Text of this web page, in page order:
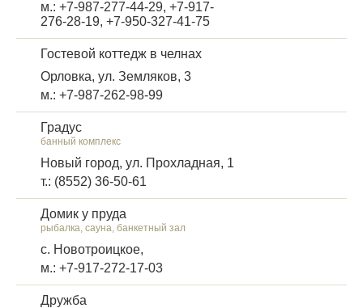
м.: +7-987-277-44-29, +7-917-
276-28-19, +7-950-327-41-75
Гостевой коттедж в челнах
Орловка, ул. Земляков, 3
м.: +7-987-262-98-99
Градус
банный комплекс
Новый город, ул. Прохладная, 1
т.: (8552) 36-50-61
Домик у пруда
рыбалка, сауна, банкетный зал
с. Новотроицкое,
м.: +7-917-272-17-03
Дружба